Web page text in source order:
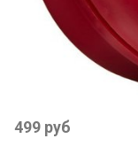
499 руб